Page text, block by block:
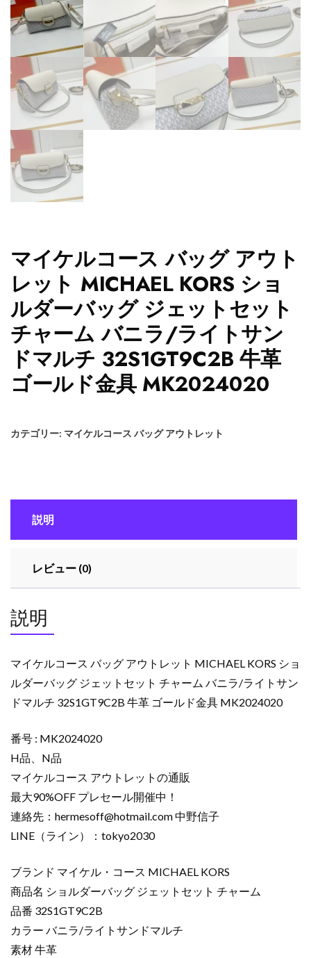
マイケルコース バッグ アウト
レット MICHAEL KORS ショ
ルダーバッグ ジェットセット
チャーム バニラ/ライトサン
ドマルチ 32S1GT9C2B 牛革
ゴールド金具 MK2024020
カテゴリー: マイケルコース バッグ アウトレット
説明
レビュー (0)
説明
マイケルコース バッグ アウトレット MICHAEL KORS ショ
ルダーバッグ ジェットセット チャーム バニラ/ライトサン
ドマルチ 32S1GT9C2B 牛革 ゴールド金具 MK2024020
番号 : MK2024020
H品、N品
マイケルコース アウトレットの通販
最大90%OFF プレセール開催中！
連絡先： hermesoff@hotmail.com中野信子
LINE（ライン）：tokyo2030
ブランド マイケル・コース MICHAEL KORS
商品名 ショルダーバッグ ジェットセット チャーム
品番 32S1GT9C2B
カラー バニラ/ライトサンドマルチ
素材 牛革